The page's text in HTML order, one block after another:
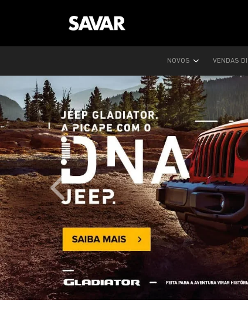
NOVOS VENDAS
templates.template-